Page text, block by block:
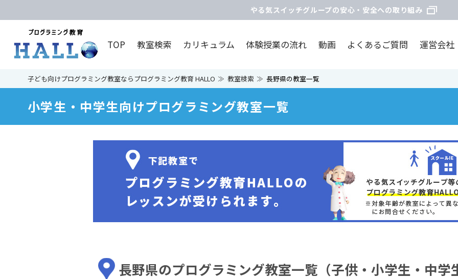
やる気スイッチグループの安心・安全への取り組み
TOP 教室検索 カリキュラム 体験授業の流れ 動画 よくあるご質問 運営会社
子ども向けプログラミング教室ならプログラミング教育 HALLO 教室検索 長野県の教室一覧
小学生・中学生向けプログラミング教室一覧
長野県のプログラミング教室一覧（子供・小学生・中学